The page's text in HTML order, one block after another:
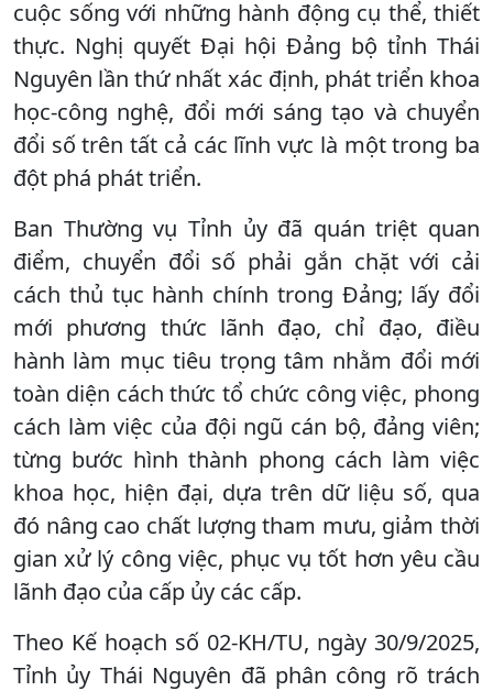
cuộc sống với những hành động cụ thể, thiết
thực. Nghị quyết Đại hội Đảng bộ tỉnh Thái
Nguyên lần thứ nhất xác định, phát triển khoa
học-công nghệ, đổi mới sáng tạo và chuyển
đổi số trên tất cả các lĩnh vực là một trong ba
đột phá phát triển.
Ban Thường vụ Tỉnh ủy đã quán triệt quan
điểm, chuyển đổi số phải gắn chặt với cải
cách thủ tục hành chính trong Đảng; lấy đổi
mới phương thức lãnh đạo, chỉ đạo, điều
hành làm mục tiêu trọng tâm nhằm đổi mới
toàn diện cách thức tổ chức công việc, phong
cách làm việc của đội ngũ cán bộ, đảng viên;
từng bước hình thành phong cách làm việc
khoa học, hiện đại, dựa trên dữ liệu số, qua
đó nâng cao chất lượng tham mưu, giảm thời
gian xử lý công việc, phục vụ tốt hơn yêu cầu
lãnh đạo của cấp ủy các cấp.
Theo Kế hoạch số 02-KH/TU, ngày 30/9/2025,
Tỉnh ủy Thái Nguyên đã phân công rõ trách